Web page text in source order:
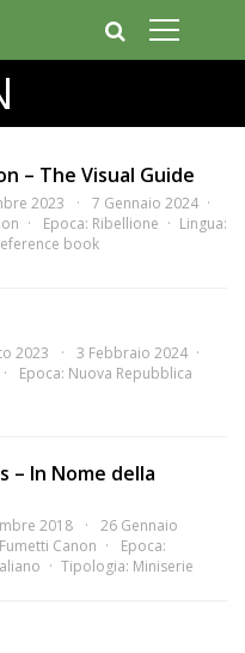
– The Visual Guide
2023
7 Gennaio 2024
Epoca: Ribellione
Lingua:
book
2023
3 Febbraio 2024
Epoca: Nuova Repubblica
– In Nome della
2018
26 Gennaio
Fumetti Canon
Epoca:
Tipologia: Miniserie